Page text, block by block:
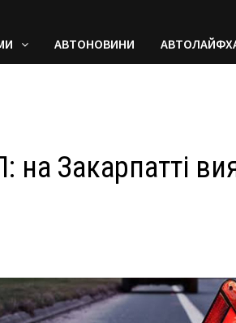
АВТОНОВИНИ
на Закарпатті